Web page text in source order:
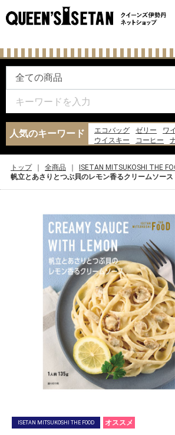
人気のキーワード エコバッグ ゼリー ワ
ウイスキー
コーヒー
トップ 全商品 ISETAN MITSUKOSHI THE
帆立とあさりとつぶ貝のレモン香るクリームソース
ISETAN MITSUKOSHI THE FOOD オススメ